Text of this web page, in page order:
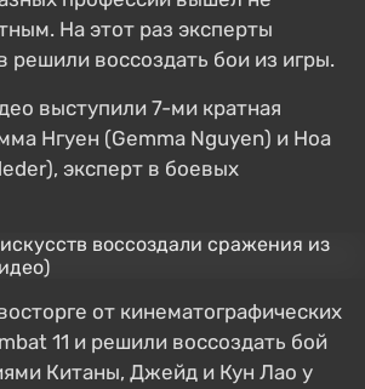
На этот раз эксперты
решили воссоздать бои из игры.
выступили 7-ми кратная
Нгуен (Gemma Nguyen) и Ноа
эксперт в боевых
от кинематографических
11 и решили воссоздать бой
Китаны, Джейд и Кун Лао у